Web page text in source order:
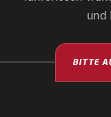
und